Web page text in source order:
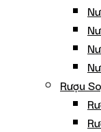
Rượu